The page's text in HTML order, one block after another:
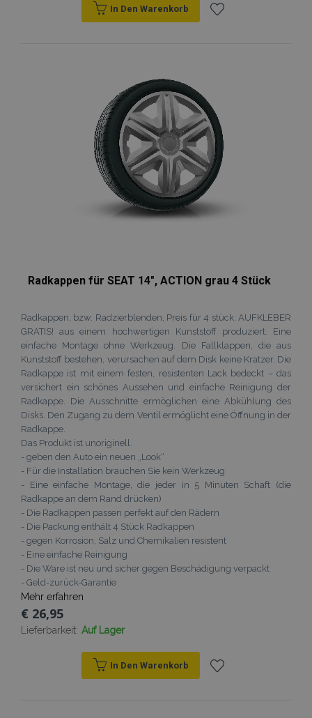
In Den Warenkorb
Radkappen für SEAT 14", ACTION grau 4 Stück
Radkappen, bzw. Radzierblenden, Preis für 4 stück, AUFKLEBER
GRATIS! aus einem hochwertigen Kunststoff produziert. Eine
einfache Montage ohne Werkzeug. Die Fallklappen, die aus
Kunststoff bestehen, verursachen auf dem Disk keine Kratzer. Die
Radkappe ist mit einem festen, resistenten Lack bedeckt – das
versichert ein schönes Aussehen und einfache Reinigung der
Radkappe. Die Ausschnitte ermöglichen eine Abkühlung des
Disks. Den Zugang zu dem Ventil ermöglicht eine Öffnung in der
Radkappe.
Das Produkt ist unoriginell.
- geben den Auto ein neuen „Look“
- Für die Installation brauchen Sie kein Werkzeug
- Eine einfache Montage, die jeder in 5 Minuten Schaft (die
Radkappe an dem Rand drücken)
- Die Radkappen passen perfekt auf den Rädern
- Die Packung enthält 4 Stück Radkappen
- gegen Korrosion, Salz und Chemikalien resistent
- Eine einfache Reinigung
- Die Ware ist neu und sicher gegen Beschädigung verpackt
- Geld-zurück-Garantie
Mehr erfahren
€ 26,95
Lieferbarkeit: Auf Lager
In Den Warenkorb